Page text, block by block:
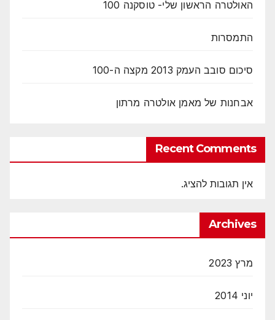
האולטרה הראשון שלי- טוסקנה 100
התמסרות
סיכום סובב העמק 2013 מקצה ה-100
אבחנות של מאמן אולטרה מרתון
Recent Comments
אין תגובות להציג.
Archives
מרץ 2023
יוני 2014